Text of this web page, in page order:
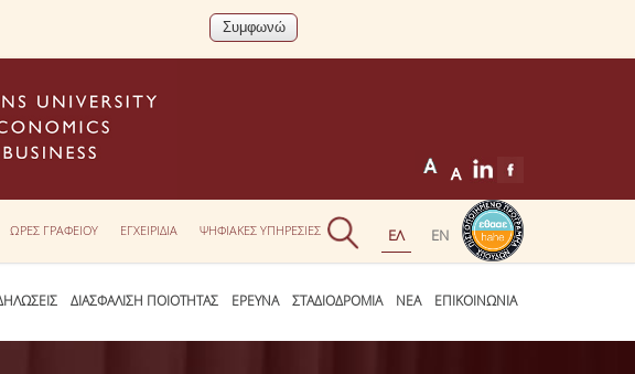
ΩΡΕΣ ΓΡΑΦΕΙΟΥ ΕΓΧΕΙΡΙΔΙΑ ΨΗΦΙΑΚΕΣ ΥΠΗΡΕΣΙΕΣ
ΔΙΑΣΦΑΛΙΣΗ ΠΟΙΟΤΗΤΑΣ ΕΡΕΥΝΑ ΣΤΑΔΙΟΔΡΟΜΙΑ ΝΕΑ ΕΠΙΚΟΙΝΩΝΙΑ